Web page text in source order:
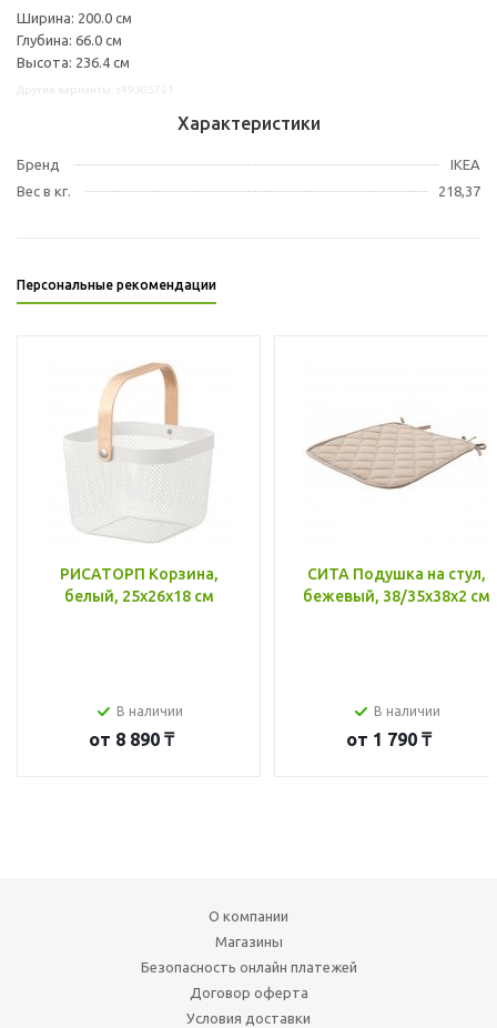
Ширина: 200.0 см
Глубина: 66.0 см
Высота: 236.4 см
Характеристики
Бренд
IKEA
Вес в кг.
218,37
Персональные рекомендации
РИСАТОРП Корзина,
белый, 25x26x18 см
В наличии
от 8 890 ₸
СИТА Подушка на стул,
бежевый, 38/35x38x2 см
В наличии
от 1 790 ₸
О компании
Магазины
Безопасность онлайн платежей
Договор оферта
Условия доставки